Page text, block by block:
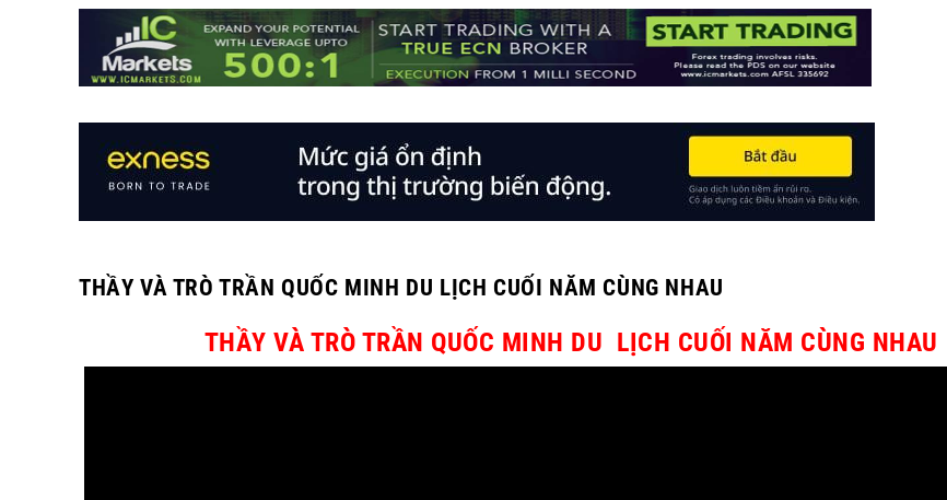
THẦY VÀ TRÒ TRẦN QUỐC MINH DU LỊCH CUỐI NĂM CÙNG NHAU
THẦY VÀ TRÒ TRẦN QUỐC MINH DU LỊCH CUỐI NĂM CÙNG NHAU